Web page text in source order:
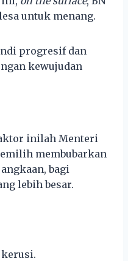
untuk menang.
progresif dan
kewujudan
inilah Menteri
membubarkan
bagi
lebih besar.
kerusi.